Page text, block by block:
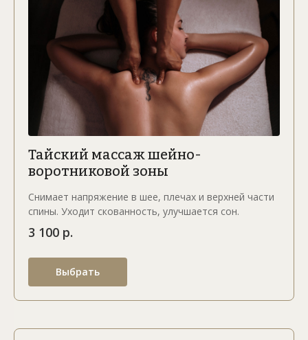
Тайский массаж шейно-
воротниковой зоны
Снимает напряжение в шее, плечах и верхней части
спины. Уходит скованность, улучшается сон.
3 100 р.
Выбрать